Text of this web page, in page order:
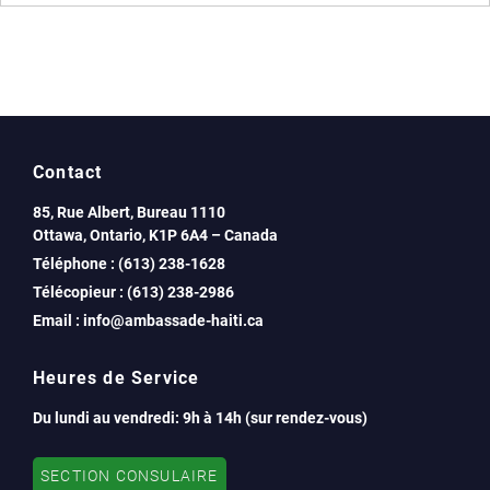
Contact
85, Rue Albert, Bureau 1110
Ottawa, Ontario, K1P 6A4 – Canada
Téléphone : (613) 238-1628
Télécopieur : (613) 238-2986
Email : info@ambassade-haiti.ca
Heures de Service
Du lundi au vendredi: 9h à 14h (sur rendez-vous)
SECTION CONSULAIRE